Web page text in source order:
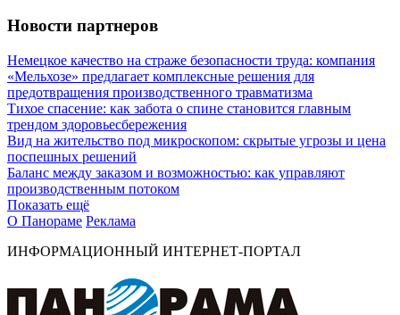
Новости партнеров
Немецкое качество на страже безопасности труда: компания
«Мельхозе» предлагает комплексные решения для
предотвращения производственного травматизма
Тихое спасение: как забота о спине становится главным
трендом здоровьесбережения
Вид на жительство под микроскопом: скрытые угрозы и цена
поспешных решений
Баланс между заказом и возможностью: как управляют
производственным потоком
Показать ещё
О Панораме Реклама
ИНФОРМАЦИОННЫЙ ИНТЕРНЕТ-ПОРТАЛ